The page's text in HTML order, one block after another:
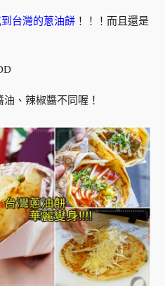
台灣的蔥油餅 ！！！而且還是
、辣椒醬不同喔！